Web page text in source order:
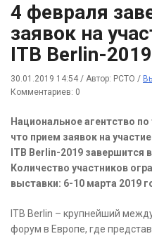
4 февраля
заявок на
ITB Berlin-2019
30.01.2019 14:54 / Автор: РСТО /
Комментариев: 0
Национальное агентство
что прием заявок на
ITB Berlin-2019 завершится
Количество участников
выставки: 6-10 марта 2019
ITB Berlin – крупнейший
форум в Европе, где